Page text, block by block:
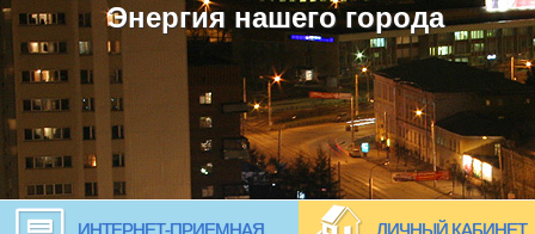
Энергия нашего города
ИНТЕРНЕТ-ПРИЕМНАЯ ЛИЧНЫЙ КАБИНЕТ